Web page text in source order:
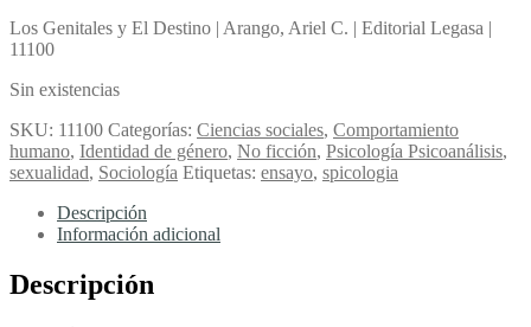
Los Genitales y El Destino | Arango, Ariel C. | Editorial Legasa |
11100
Sin existencias
SKU: 11100 Categorías: Ciencias sociales, Comportamiento
humano, Identidad de género, No ficción, Psicología Psicoanálisis,
sexualidad, Sociología Etiquetas: ensayo, spicologia
Descripción
Información adicional
Descripción